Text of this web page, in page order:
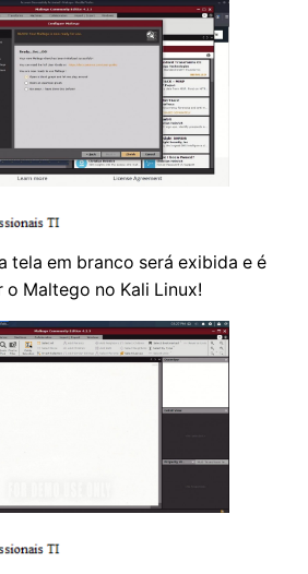
tela em branco será exibida e é
o Maltego no Kali Linux!